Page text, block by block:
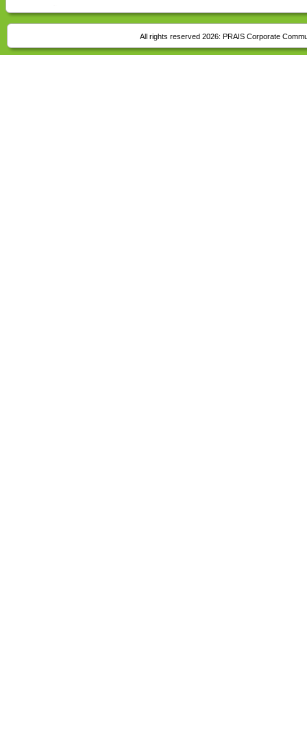
All rights reserved 2026: PRAIS Corporate